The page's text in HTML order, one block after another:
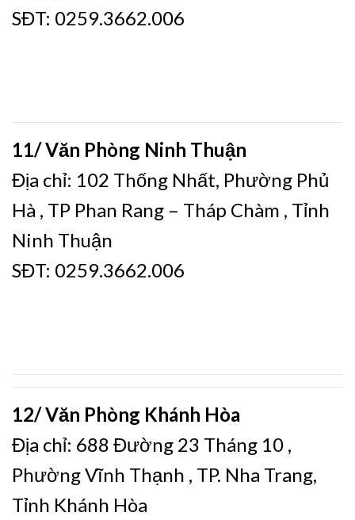
SĐT: 0259.3662.006
11/ Văn Phòng Ninh Thuận
Địa chỉ: 102 Thống Nhất, Phường Phủ
Hà , TP Phan Rang – Tháp Chàm , Tỉnh
Ninh Thuận
SĐT: 0259.3662.006
12/ Văn Phòng Khánh Hòa
Địa chỉ: 688 Đường 23 Tháng 10 ,
Phường Vĩnh Thạnh , TP. Nha Trang,
Tỉnh Khánh Hòa